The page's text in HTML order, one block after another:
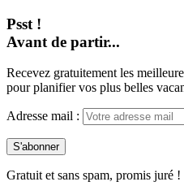
Psst !
Avant de partir...
Recevez gratuitement les
pour planifier vos plus belles
Adresse mail :
Gratuit et sans spam, promis juré !